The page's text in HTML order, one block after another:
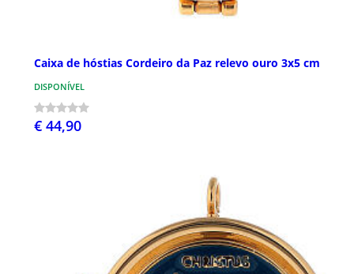
Caixa de hóstias Cordeiro da Paz relevo ouro 3x5 cm
DISPONÍVEL
€ 44,90